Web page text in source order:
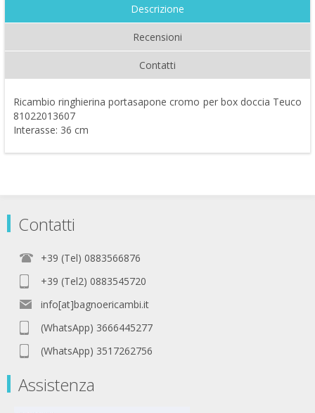
Descrizione
Recensioni
Contatti
Ricambio ringhierina portasapone cromo per box doccia Teuco
81022013607
Interasse: 36 cm
Contatti
+39 (Tel) 0883566876
+39 (Tel2) 0883545720
info[at]bagnoericambi.it
(WhatsApp) 3666445277
(WhatsApp) 3517262756
Assistenza